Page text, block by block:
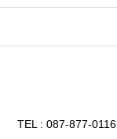
TEL : 087-877-0116